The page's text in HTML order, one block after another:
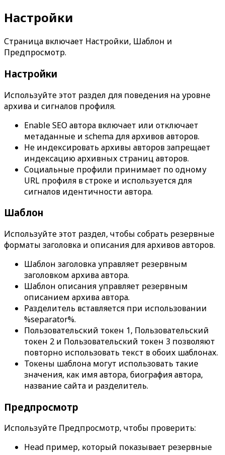
Настройки
Страница включает Настройки, Шаблон и
Предпросмотр.
Настройки
Используйте этот раздел для поведения на уровне
архива и сигналов профиля.
Enable SEO автора включает или отключает
метаданные и schema для архивов авторов.
Не индексировать архивы авторовзапрещает
индексацию архивных страниц авторов.
Социальные профили принимает по одному
URL профиля в строке и используется для
сигналов идентичности автора.
Шаблон
Используйте этот раздел, чтобы собрать резервные
форматы заголовка и описания для архивов авторов.
Шаблон заголовка управляет резервным
заголовком архива автора.
Шаблон описания управляет резервным
описанием архива автора.
Разделитель вставляется при использовании
%separator%.
Пользовательский токен 1, Пользовательский
токен 2 и Пользовательский токен 3 позволяют
повторно использовать текст в обоих шаблонах.
Токены шаблона могут использовать такие
значения, как имя автора, биография автора,
название сайта и разделитель.
Предпросмотр
Используйте Предпросмотр, чтобы проверить:
Head пример, который показывает резервные